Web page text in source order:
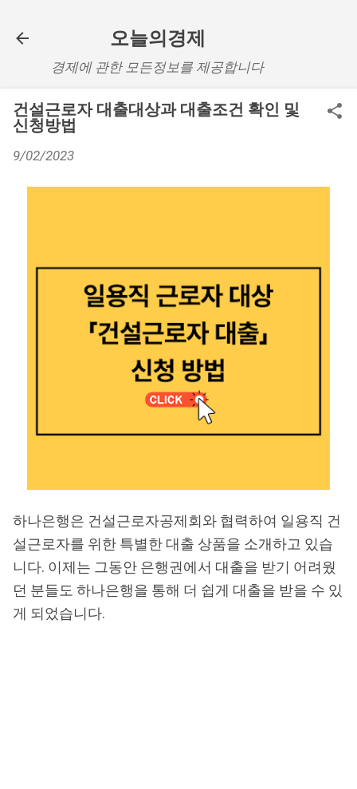
오늘의경제
경제에 관한 모든정보를 제공합니다
건설근로자 대출대상과 대출조건 확인 및
신청방법
9/02/2023
하나은행은 건설근로자공제회와 협력하여 일용직 건
설근로자를 위한 특별한 대출 상품을 소개하고 있습
니다. 이제는 그동안 은행권에서 대출을 받기 어려웠
던 분들도 하나은행을 통해 더 쉽게 대출을 받을 수 있
게 되었습니다.